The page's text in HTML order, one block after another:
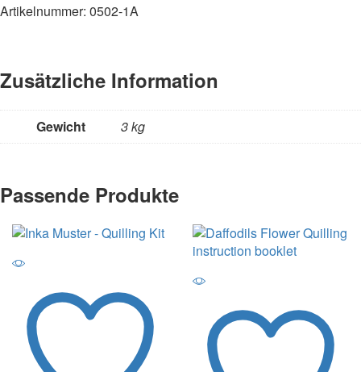
Artikelnummer: 0502-1A
Zusätzliche Information
Gewicht 3 kg
Passende Produkte